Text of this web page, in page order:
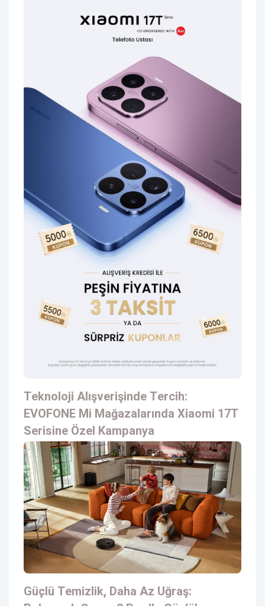
Teknoloji Alışverişinde Tercih:
EVOFONE Mi Mağazalarında Xiaomi 17T
Serisine Özel Kampanya
Güçlü Temizlik, Daha Az Uğraş: